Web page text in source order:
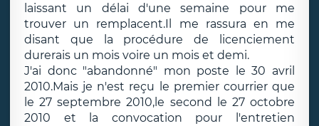
laissant un délai d'une semaine pour me
trouver un remplacent.Il me rassura en me
disant que la procédure de licenciement
durerais un mois voire un mois et demi.
J'ai donc "abandonné" mon poste le 30 avril
2010.Mais je n'est reçu le premier courrier que
le 27 septembre 2010,le second le 27 octobre
2010 et la convocation pour l'entretien